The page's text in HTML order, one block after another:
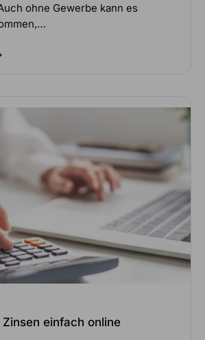
ohne Gewerbe kann es
einfach online